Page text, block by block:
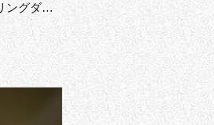
アーボナ ウィグリングダムセル・ニンフ